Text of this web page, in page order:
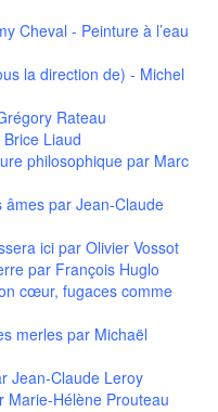
Cheval - Peinture à l’eau
la direction de) - Michel
Rateau
Liaud
philosophiquepar Marc
âmes par Jean-Claude
icipar Olivier Vossot
par François Huglo
cœur, fugaces comme
merles par Michaël
Jean-Claude Leroy
Marie-Hélène Prouteau